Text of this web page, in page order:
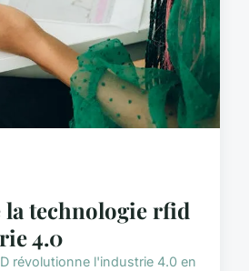
la technologie rfid
4.0
révolutionne l'industrie 4.0 en